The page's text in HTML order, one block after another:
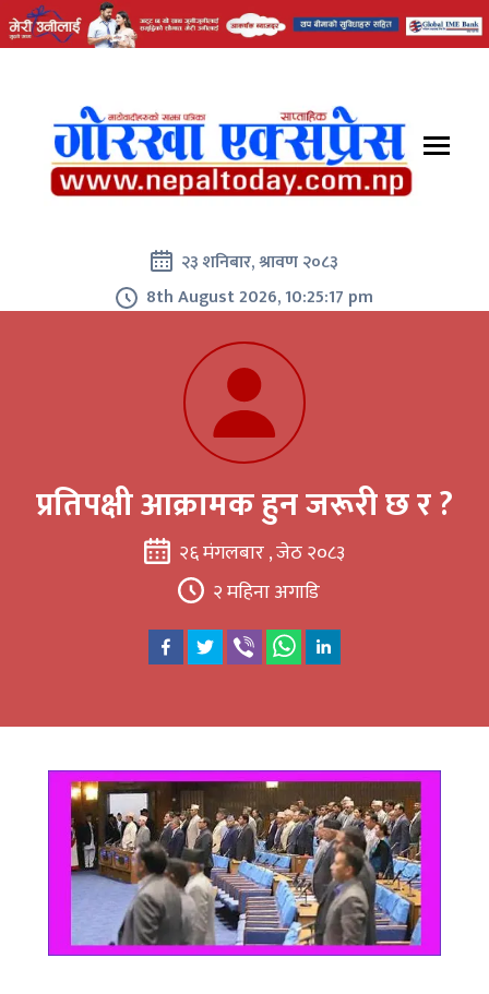
२३ शनिबार, श्रावण २०८३
8th August 2026, 10:25:17 pm
प्रतिपक्षी आक्रामक हुन जरूरी छ र ?
२६ मंगलबार , जेठ २०८३
२ महिना अगाडि